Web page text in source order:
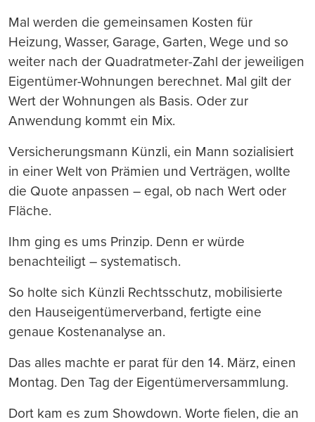
Mal werden die gemeinsamen Kosten für
Heizung, Wasser, Garage, Garten, Wege und so
weiter nach der Quadratmeter-Zahl der jeweiligen
Eigentümer-Wohnungen berechnet. Mal gilt der
Wert der Wohnungen als Basis. Oder zur
Anwendung kommt ein Mix.
Versicherungsmann Künzli, ein Mann sozialisiert
in einer Welt von Prämien und Verträgen, wollte
die Quote anpassen – egal, ob nach Wert oder
Fläche.
Ihm ging es ums Prinzip. Denn er würde
benachteiligt – systematisch.
So holte sich Künzli Rechtsschutz, mobilisierte
den Hauseigentümerverband, fertigte eine
genaue Kostenanalyse an.
Das alles machte er parat für den 14. März, einen
Montag. Den Tag der Eigentümerversammlung.
Dort kam es zum Showdown. Worte fielen, die an